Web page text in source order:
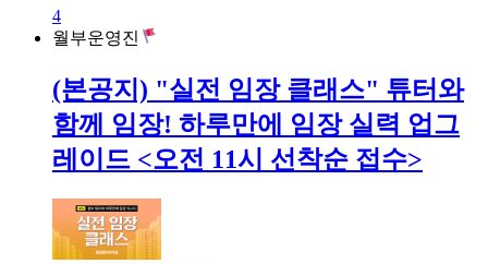
4
월부운영진
(본공지) "실전 임장 클래스" 튜터와
함께 임장! 하루만에 임장 실력 업그
레이드 <오전 11시 선착순 접수>